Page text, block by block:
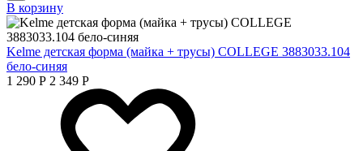
В корзину
Kelme детская форма (майка + трусы) COLLEGE 3883033.104
бело-синяя
1 290 Р 2 349 Р